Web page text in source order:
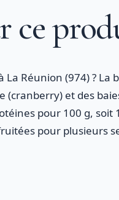
ce
Réunion (974) ?
(cranberry) et des
pour 100 g,
pour plusieurs